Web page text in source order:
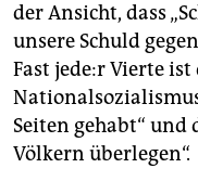
der Ansicht, dass
unsere Schuld
Fast je­de:r Vierte
Seiten gehabt“ und
Völkern überlegen“.